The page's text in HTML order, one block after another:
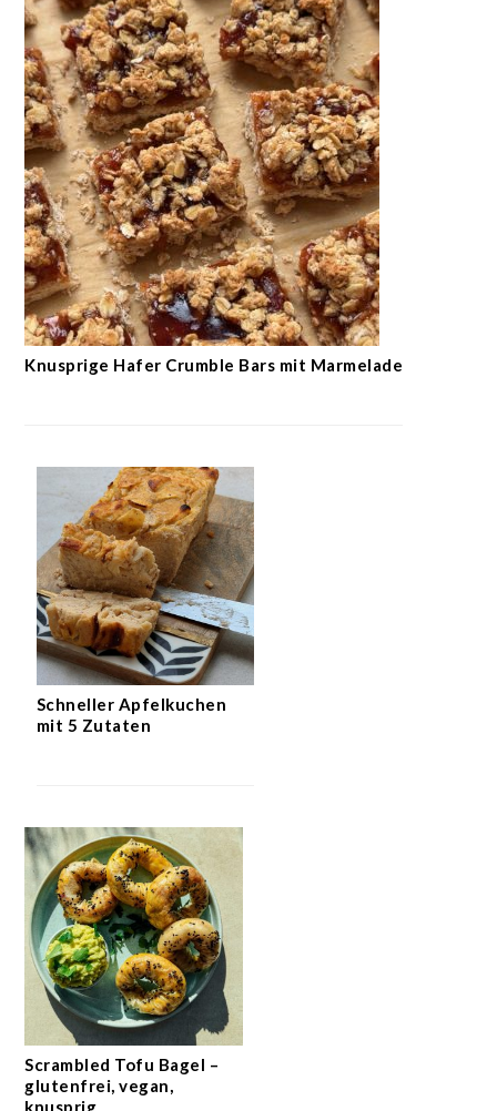
Knusprige Hafer Crumble Bars mit Marmelade
Schneller Apfelkuchen
mit 5 Zutaten
Scrambled Tofu Bagel –
glutenfrei, vegan,
knusprig